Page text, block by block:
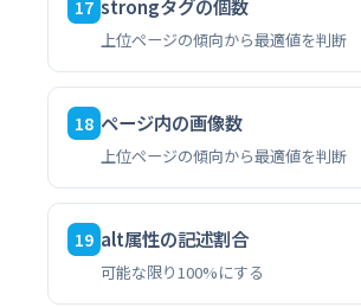
17 strongタグの個数
上位ページの傾向から最適値を判断
18 ページ内の画像数
上位ページの傾向から最適値を判断
19 alt属性の記述割合
可能な限り100%にする